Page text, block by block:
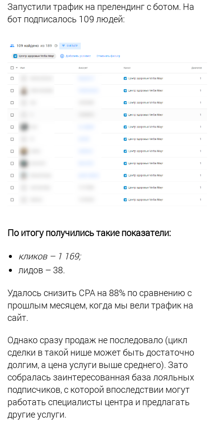
Запустили трафик на прелендинг с ботом. На
бот подписалось 109 людей:
По итогу получились такие показатели:
кликов – 1 169;
лидов – 38.
Удалось снизить CPA на 88% по сравнению с
прошлым месяцем, когда мы вели трафик на
сайт.
Однако сразу продаж не последовало (цикл
сделки в такой нише может быть достаточно
долгим, а цена услуги выше среднего). Зато
собралась заинтересованная база лояльных
подписчиков, с которой впоследствии могут
работать специалисты центра и предлагать
другие услуги.